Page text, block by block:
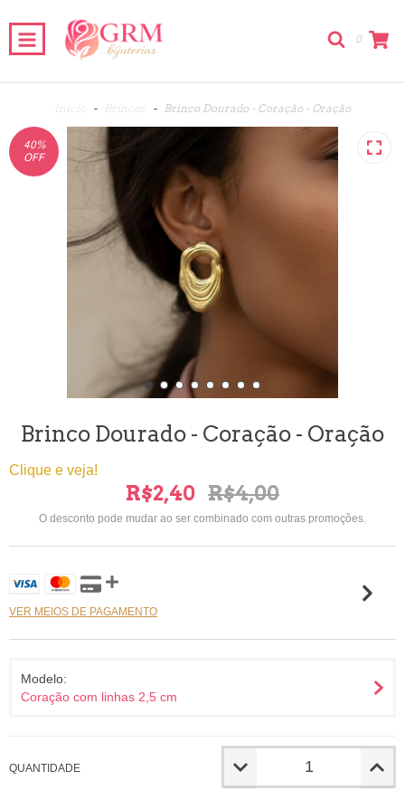
0
- - Brinco Dourado - Coração - Oração
40%
OFF
Brinco Dourado - Coração - Oração
Clique e veja!
R$2,40 R$4,00
O desconto pode mudar ao ser combinado com outras promoções.
VER MEIOS DE PAGAMENTO
Modelo:
Coração com linhas 2,5 cm
QUANTIDADE